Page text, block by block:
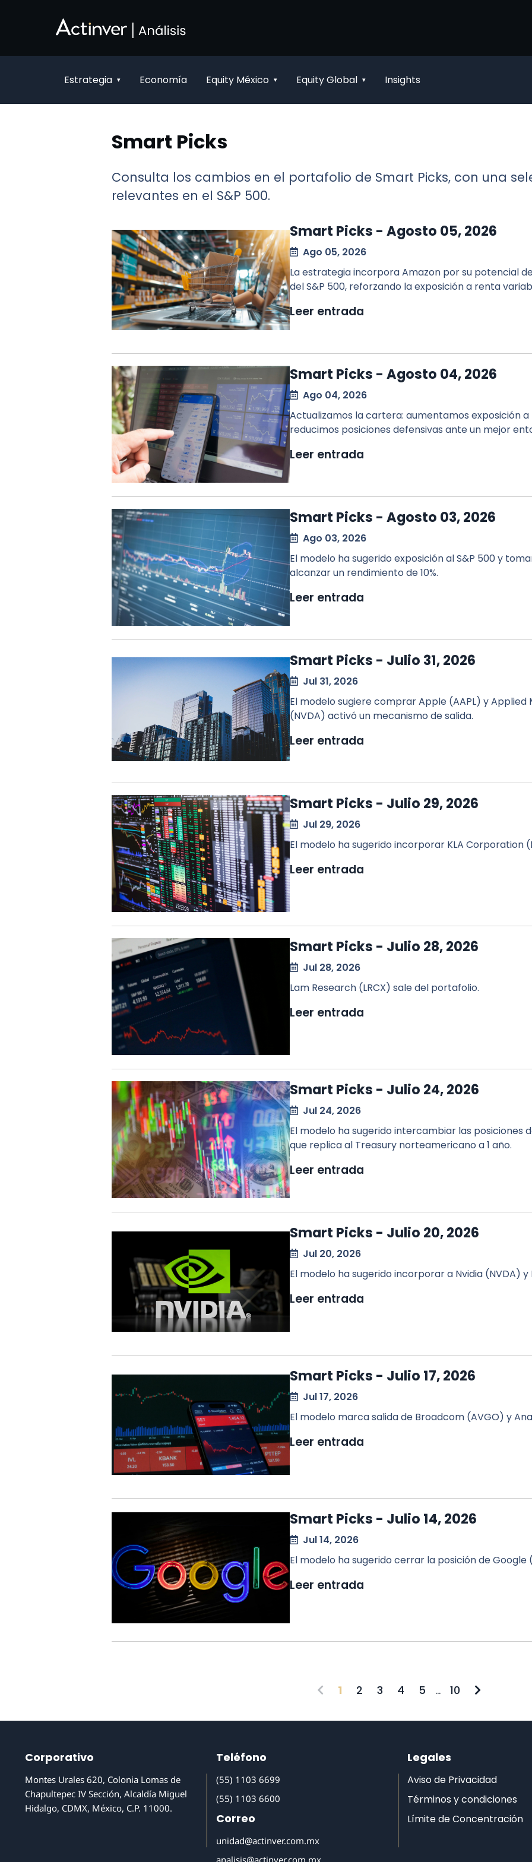
Estrategia ▾ Economía Equity México ▾ Equity Global ▾ Insights
Smart Picks
Consulta los cambios en el portafolio de Smart Picks, con una
relevantes en el S&P 500.
Smart Picks - Agosto 05, 2026
Ago 05, 2026
La estrategia incorpora Amazon por su potencial de
del S&P 500, reforzando la exposición a renta
Leer entrada
Smart Picks - Agosto 04, 2026
Ago 04, 2026
Actualizamos la cartera: aumentamos exposición a
reducimos posiciones defensivas ante un mejor
Leer entrada
Smart Picks - Agosto 03, 2026
Ago 03, 2026
El modelo ha sugerido exposición al S&P 500 y
alcanzar un rendimiento de 10%.
Leer entrada
Smart Picks - Julio 31, 2026
Jul 31, 2026
El modelo sugiere comprar Apple (AAPL) y Applied
(NVDA) activó un mecanismo de salida.
Leer entrada
Smart Picks - Julio 29, 2026
Jul 29, 2026
El modelo ha sugerido incorporar KLA Corporation
Leer entrada
Smart Picks - Julio 28, 2026
Jul 28, 2026
Lam Research (LRCX) sale del portafolio.
Leer entrada
Smart Picks - Julio 24, 2026
Jul 24, 2026
El modelo ha sugerido intercambiar las posiciones
que replica al Treasury norteamericano a 1 año.
Leer entrada
Smart Picks - Julio 20, 2026
Jul 20, 2026
El modelo ha sugerido incorporar a Nvidia (NVDA) y
Leer entrada
Smart Picks - Julio 17, 2026
Jul 17, 2026
El modelo marca salida de Broadcom (AVGO) y
Leer entrada
Smart Picks - Julio 14, 2026
Jul 14, 2026
El modelo ha sugerido cerrar la posición de Google
Leer entrada
1 2 3 4 5 ... 10
Corporativo
Montes Urales 620, Colonia Lomas de
Chapultepec IV Sección, Alcaldía Miguel
Hidalgo, CDMX, México, C.P. 11000.
Teléfono
(55) 1103 6699
(55) 1103 6600
Correo
unidad@actinver.com.mx
analisis@actinver.com.mx
Legales
Aviso de Privacidad
Términos y condiciones
Límite de Concentración